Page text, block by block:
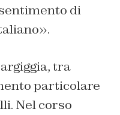
di
tra
particolare
Nel corso